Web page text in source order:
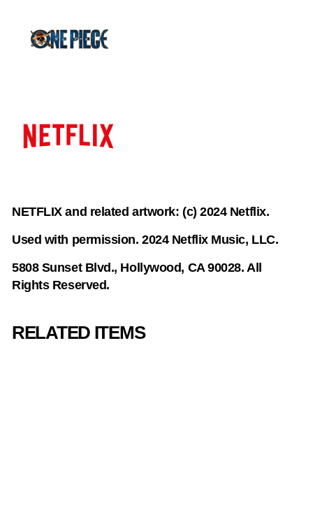
NETFLIX and related artwork: (c) 2024 Netflix.
Used with permission. 2024 Netflix Music, LLC.
5808 Sunset Blvd., Hollywood, CA 90028. All
Rights Reserved.
RELATED ITEMS